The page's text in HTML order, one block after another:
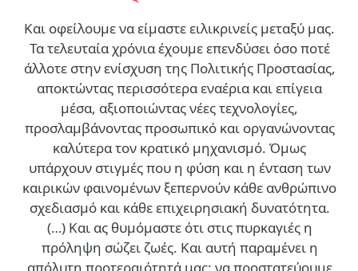
Και οφείλουμε να είμαστε ειλικρινείς μεταξύ μας.
Τα τελευταία χρόνια έχουμε επενδύσει όσο ποτέ
άλλοτε στην ενίσχυση της Πολιτικής Προστασίας,
αποκτώντας περισσότερα εναέρια και επίγεια
μέσα, αξιοποιώντας νέες τεχνολογίες,
προσλαμβάνοντας προσωπικό και οργανώνοντας
καλύτερα τον κρατικό μηχανισμό. Όμως
υπάρχουν στιγμές που η φύση και η ένταση των
καιρικών φαινομένων ξεπερνούν κάθε ανθρώπινο
σχεδιασμό και κάθε επιχειρησιακή δυνατότητα.
(…) Και ας θυμόμαστε ότι στις πυρκαγιές η
πρόληψη σώζει ζωές. Και αυτή παραμένει η
απόλυτη προτεραιότητά μας: να προστατεύουμε